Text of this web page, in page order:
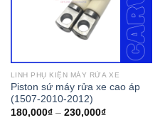
LINH PHỤ KIỆN MÁY RỬA XE
Piston sứ máy rửa xe cao áp
(1507-2010-2012)
180,000₫– 230,000₫